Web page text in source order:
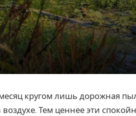
кругом лишь дорожная
воздухе. Тем ценнее эти